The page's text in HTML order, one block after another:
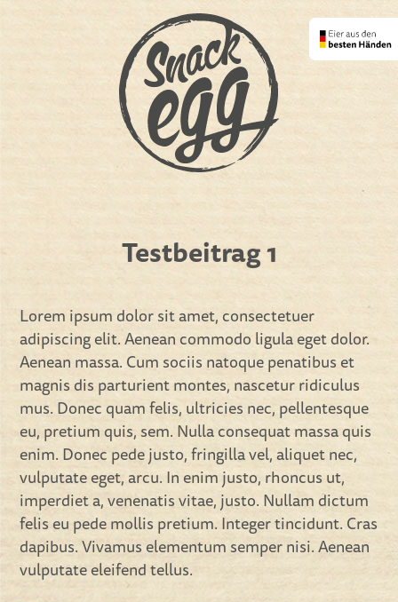
Testbeitrag 1
Lorem ipsum dolor sit amet, consectetuer
adipiscing elit. Aenean commodo ligula eget dolor.
Aenean massa. Cum sociis natoque penatibus et
magnis dis parturient montes, nascetur ridiculus
mus. Donec quam felis, ultricies nec, pellentesque
eu, pretium quis, sem. Nulla consequat massa quis
enim. Donec pede justo, fringilla vel, aliquet nec,
vulputate eget, arcu. In enim justo, rhoncus ut,
imperdiet a, venenatis vitae, justo. Nullam dictum
felis eu pede mollis pretium. Integer tincidunt. Cras
dapibus. Vivamus elementum semper nisi. Aenean
vulputate eleifend tellus.